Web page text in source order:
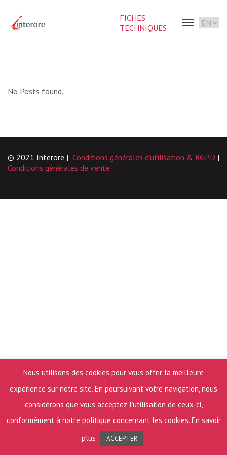
FICHES
TECHNIQUES
No Posts found.
© 2021 Interore | Conditions générales d’utilisation & RGPD |
Conditions générales de vente
Nous utilisons des cookies pour vous offrir la meilleure
expérience sur notre site. En poursuivant votre navigation, nous
considérons que vous acceptez l’utilisation de ceux-ci,
conformément à notre politique concernant les cookies. En savoir
plus
ACCEPTER